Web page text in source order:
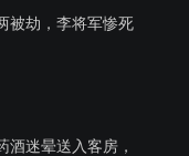
更是明白的事变
被劫，李将军惨死
酒迷晕送入客房，